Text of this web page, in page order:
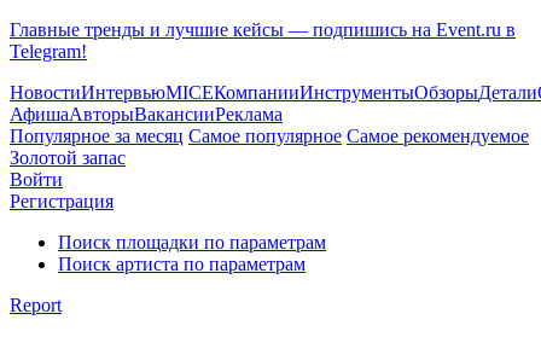
Главные тренды и лучшие кейсы — подпишись на Event.ru в
Telegram!
НовостиИнтервьюMICEКомпанииИнструментыОбзорыДетали
АфишаАвторыВакансииРеклама
Популярное за месяц Самое популярное Самое рекомендуемое
Золотой запас
Войти
Регистрация
Поиск площадки по параметрам
Поиск артиста по параметрам
Report